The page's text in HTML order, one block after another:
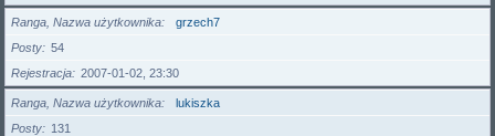
Ranga, Nazwa użytkownika
grzech7
Posty
54
Rejestracja
2007-01-02, 23:30
Ranga, Nazwa użytkownika
lukiszka
Posty
131